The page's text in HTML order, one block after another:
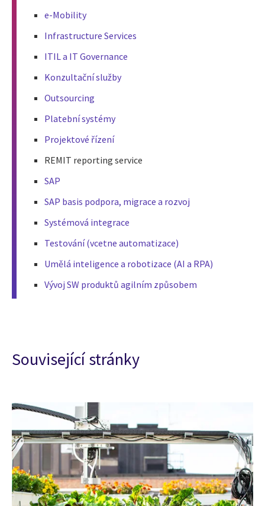
e-Mobility
Infrastructure Services
ITIL a IT Governance
Konzultační služby
Outsourcing
Platební systémy
Projektové řízení
REMIT reporting service
SAP
SAP basis podpora, migrace a rozvoj
Systémová integrace
Testování (vcetne automatizace)
Umělá inteligence a robotizace (AI a RPA)
Vývoj SW produktů agilním způsobem
Související stránky